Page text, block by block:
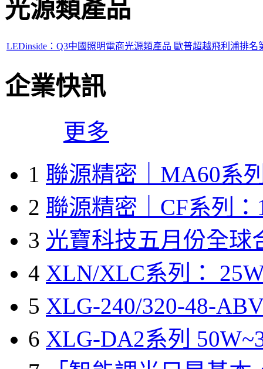
光源類產品
LEDinside：Q3中國照明電商光源類產品 歐普超越飛利浦排名
企業快訊
更多
1 聯源精密｜MA60系
2 聯源精密｜CF系列：
3 光寶科技五月份全球
4 XLN/XLC系列：
5 XLG-240/320-48-
6 XLG-DA2系列